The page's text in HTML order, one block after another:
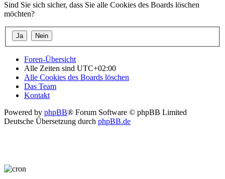
Sind Sie sich sicher, dass Sie alle Cookies des Boards löschen
möchten?
Foren-Übersicht
Alle Zeiten sind UTC+02:00
Alle Cookies des Boards löschen
Das Team
Kontakt
Powered by phpBB® Forum Software © phpBB Limited
Deutsche Übersetzung durch phpBB.de